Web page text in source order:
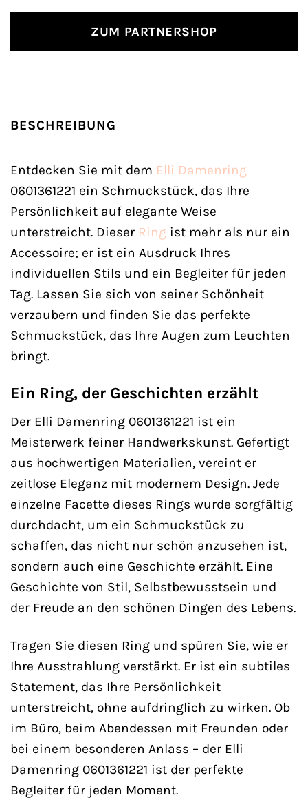
ZUM PARTNERSHOP
BESCHREIBUNG
Entdecken Sie mit dem Elli Damenring
0601361221 ein Schmuckstück, das Ihre
Persönlichkeit auf elegante Weise
unterstreicht. Dieser Ring ist mehr als nur ein
Accessoire; er ist ein Ausdruck Ihres
individuellen Stils und ein Begleiter für jeden
Tag. Lassen Sie sich von seiner Schönheit
verzaubern und finden Sie das perfekte
Schmuckstück, das Ihre Augen zum Leuchten
bringt.
Ein Ring, der Geschichten erzählt
Der Elli Damenring 0601361221 ist ein
Meisterwerk feiner Handwerkskunst. Gefertigt
aus hochwertigen Materialien, vereint er
zeitlose Eleganz mit modernem Design. Jede
einzelne Facette dieses Rings wurde sorgfältig
durchdacht, um ein Schmuckstück zu
schaffen, das nicht nur schön anzusehen ist,
sondern auch eine Geschichte erzählt. Eine
Geschichte von Stil, Selbstbewusstsein und
der Freude an den schönen Dingen des Lebens.
Tragen Sie diesen Ring und spüren Sie, wie er
Ihre Ausstrahlung verstärkt. Er ist ein subtiles
Statement, das Ihre Persönlichkeit
unterstreicht, ohne aufdringlich zu wirken. Ob
im Büro, beim Abendessen mit Freunden oder
bei einem besonderen Anlass – der Elli
Damenring 0601361221 ist der perfekte
Begleiter für jeden Moment.